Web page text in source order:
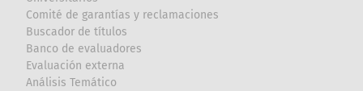
Comité de garantías y reclamaciones
Buscador de títulos
Banco de evaluadores
Evaluación externa
Análisis Temático